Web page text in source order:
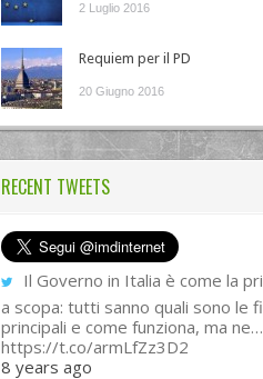
2 Luglio 2016
Requiem per il PD
20 Giugno 2016
RECENT TWEETS
Il Governo in Italia è come la
a scopa: tutti sanno quali sono le
principali e come funziona, ma ne…
https://t.co/armLfZz3D2
8 years ago